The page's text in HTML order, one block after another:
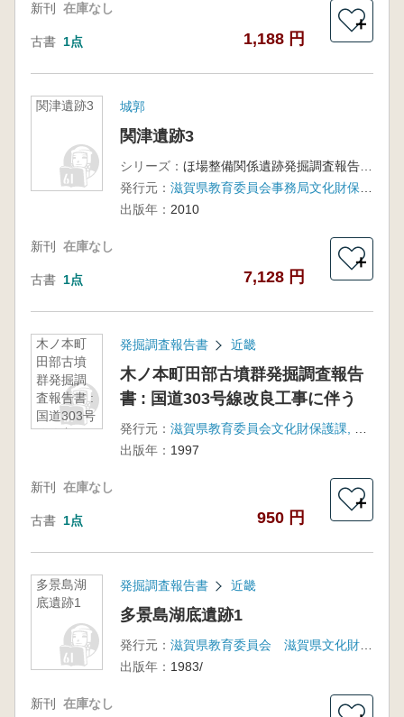
新刊 在庫なし
古書 1点 1,188 円
＋
関津遺跡3 城郭
関津遺跡3
シリーズ：
ほ場整備関係遺跡発掘調査報告書37-4
発行元：
出版年： 2010
新刊 在庫なし
古書 1点 7,128 円
＋
木ノ本町
田部古墳
群発掘調
査報告書 :
国道303号
線改良工
発掘調査報告書 近畿
木ノ本町田部古墳群発掘調査報告
書 : 国道303号線改良工事に伴う
発行元：
出版年： 1997
新刊 在庫なし
古書 1点 950 円
＋
多景島湖
底遺跡1
発掘調査報告書 近畿
多景島湖底遺跡1
発行元：
滋賀県教育委員会 滋賀県文化財保護協会
出版年： 1983/
新刊 在庫なし